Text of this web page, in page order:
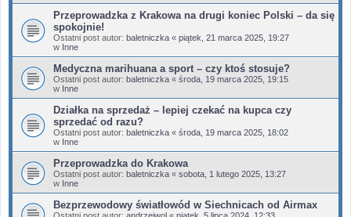
Przeprowadzka z Krakowa na drugi koniec Polski – da się
spokojnie!
Ostatni post autor: baletniczka « piątek, 21 marca 2025, 19:27
w Inne
Medyczna marihuana a sport – czy ktoś stosuje?
Ostatni post autor: baletniczka « środa, 19 marca 2025, 19:15
w Inne
Działka na sprzedaż – lepiej czekać na kupca czy
sprzedać od razu?
Ostatni post autor: baletniczka « środa, 19 marca 2025, 18:02
w Inne
Przeprowadzka do Krakowa
Ostatni post autor: baletniczka « sobota, 1 lutego 2025, 13:27
w Inne
Bezprzewodowy światłowód w Siechnicach od Airmax